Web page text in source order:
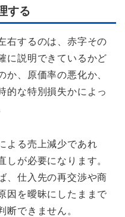
する
右するのは、赤字その
に説明できているかど
か、原価率の悪化か、
的な特別損失かによっ
よる売上減少であれ
しが必要になります。
、仕入先の再交渉や商
因を曖昧にしたままで
断できません。